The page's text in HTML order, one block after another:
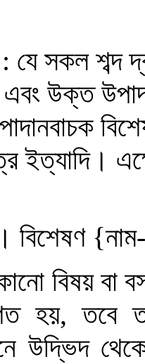
যে সকল শব্দ
উক্ত
ইত্যাদি।
বিশেষণ {
বিষয় বা
হয়, তবে
উদ্ভিদ